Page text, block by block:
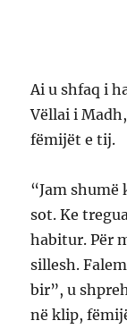
Ai u shfaq i
Vëllai i
fëmijët e tij.
“Jam shumë
sot. Ke
habitur. Për
sillesh.
bir”, u
në klip,